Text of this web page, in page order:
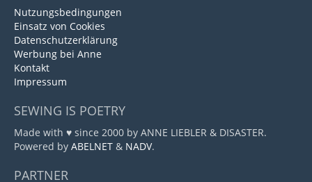
Nutzungsbedingungen
Einsatz von Cookies
Datenschutzerklärung
Werbung bei Anne
Kontakt
Impressum
SEWING IS POETRY
Made with ♥ since 2000 by ANNE LIEBLER & DISASTER.
Powered by ABELNET & NADV.
PARTNER